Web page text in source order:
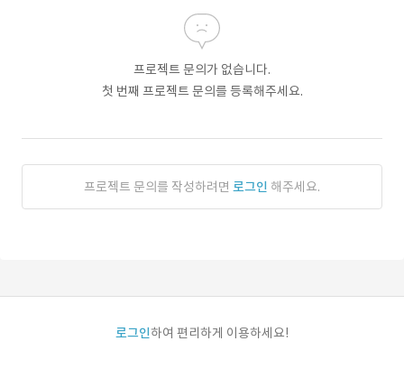
프로젝트 문의가 없습니다.
첫 번째 프로젝트 문의를 등록해주세요.
프로젝트 문의를 작성하려면 로그인 해주세요.
로그인하여 편리하게 이용하세요!